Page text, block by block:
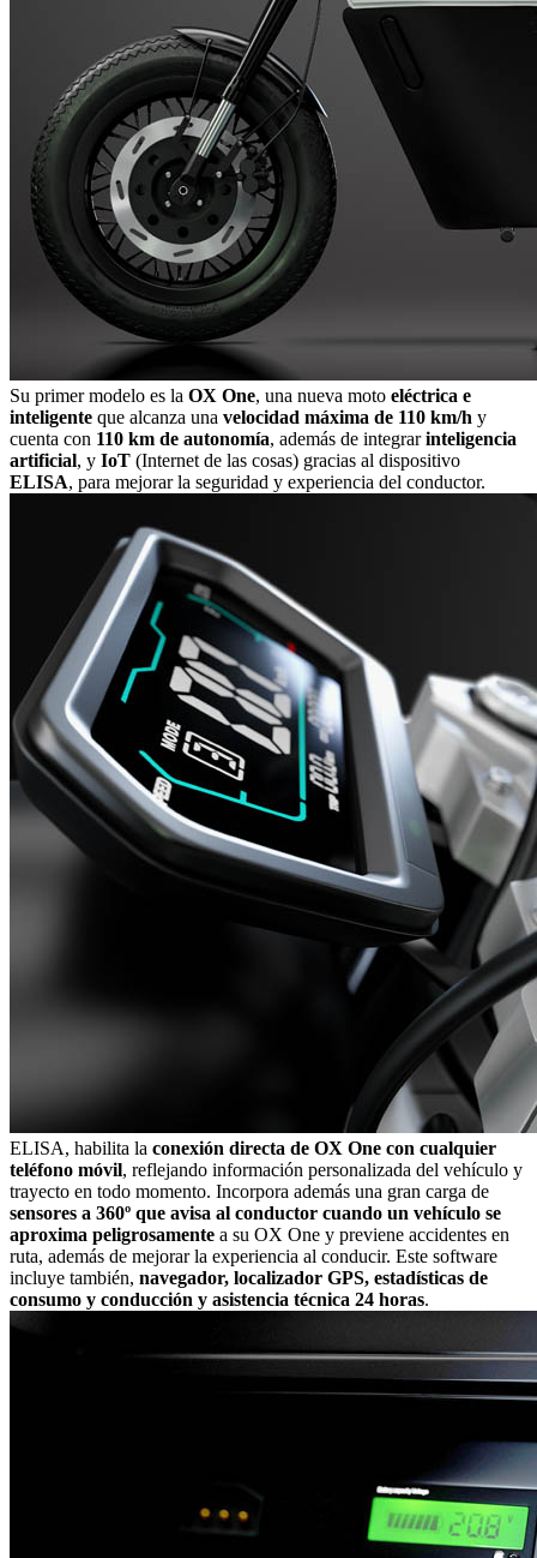
Su primer modelo es la OX One, una nueva moto eléctrica e
inteligente que alcanza una velocidad máxima de 110 km/h y
cuenta con 110 km de autonomía, además de integrarinteligencia
artificial, y IoT (Internet de las cosas) gracias al dispositivo
ELISA, para mejorar la seguridad y experiencia del conductor.
ELISA, habilita la conexión directa de OX One con cualquier
teléfono móvil, reflejando información personalizada del vehículo y
trayecto en todo momento. Incorpora además una gran carga de
sensores a 360º que avisa al conductor cuando un vehículo se
aproxima peligrosamente a su OX One y previene accidentes en
ruta, además de mejorar la experiencia al conducir. Este software
incluye también, navegador, localizador GPS, estadísticas de
consumo y conducción y asistencia técnica 24 horas.